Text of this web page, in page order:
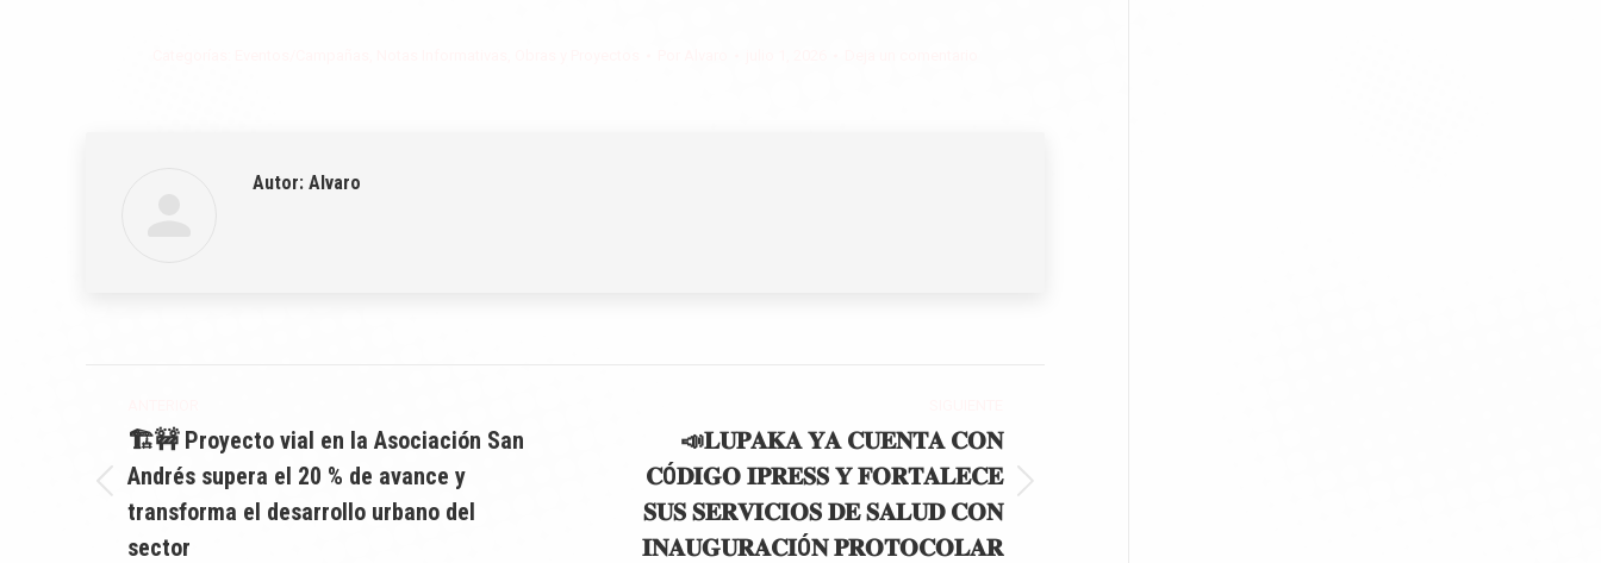
Autor: Alvaro
entre
publicaciones
anterior:
🏗️🚧 Proyecto vial en la Asociación San
Andrés supera el 20 % de avance y
transforma el desarrollo urbano del
sector
Publicación
siguiente:
📣𝐋𝐔𝐏𝐀𝐊𝐀 𝐘𝐀 𝐂𝐔𝐄𝐍𝐓𝐀 𝐂𝐎𝐍
𝐂Ó𝐃𝐈𝐆𝐎 𝐈𝐏𝐑𝐄𝐒𝐒 𝐘 𝐅𝐎𝐑𝐓𝐀𝐋𝐄𝐂𝐄
𝐒𝐔𝐒 𝐒𝐄𝐑𝐕𝐈𝐂𝐈𝐎𝐒 𝐃𝐄 𝐒𝐀𝐋𝐔𝐃 𝐂𝐎𝐍
𝐈𝐍𝐀𝐔𝐆𝐔𝐑𝐀𝐂𝐈Ó𝐍 𝐏𝐑𝐎𝐓𝐎𝐂𝐎𝐋𝐀𝐑